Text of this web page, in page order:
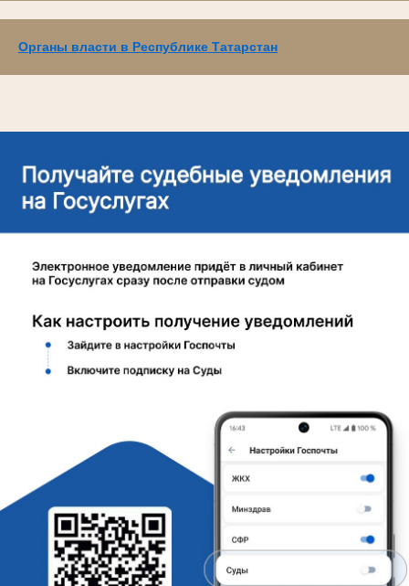
Органы власти в Республике Татарстан